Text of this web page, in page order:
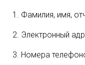
Фамилия, имя,
Электронный
Номера